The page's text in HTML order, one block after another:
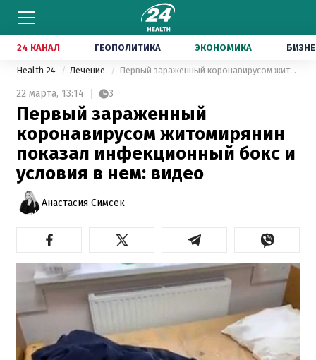
24 КАНАЛ ГЕОПОЛИТИКА ЭКОНОМИКА
Health 24 Лечение Первый зараженный коронавирусом житомирянин показал инфекционный бокс и условия в нем: видео
22 марта, 13:14 3
Первый зараженный
коронавирусом житомирянин
показал инфекционный бокс и
условия в нем: видео
Анастасия Симсек